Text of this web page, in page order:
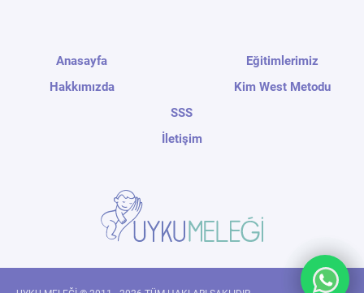
Anasayfa
Hakkımızda
Eğitimlerimiz
Kim West Metodu
SSS
İletişim